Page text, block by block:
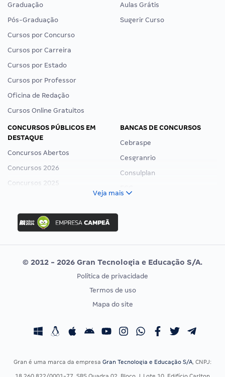
Graduação
Pós-Graduação
Cursos por Concurso
Cursos por Carreira
Cursos por Estado
Cursos por Professor
Oficina de Redação
Cursos Online Gratuitos
Aulas Grátis
Sugerir Curso
CONCURSOS PÚBLICOS EM
DESTAQUE
Concursos Abertos
Concursos 2026
Concursos 2025
Concurso Ibama
Concurso MPU
Editais publicados
BANCAS DE CONCURSOS
Cebraspe
Cesgranrio
Consulplan
Vunesp
CONCURSOS POR PROFISSÃO
Concursos Fiscais
EXAME DE ORDEM
Calendário OAB
Veja mais
© 2012 - 2026 Gran Tecnologia e Educação S/A.
Política de privacidade
Termos de uso
Mapa do site
Gran é uma marca da empresa Gran Tecnologia e Educação S/A, CNPJ: